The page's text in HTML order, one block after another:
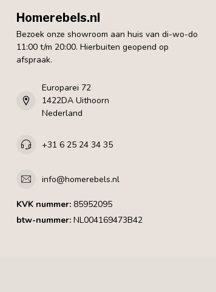
Homerebels.nl
Bezoek onze showroom aan huis van di-wo-do
11:00 t/m 20:00. Hierbuiten geopend op
afspraak.
Europarei 72
1422DA Uithoorn
Nederland
+31 6 25 24 34 35
info@homerebels.nl
KVK nummer: 85952095
btw-nummer: NL004169473B42